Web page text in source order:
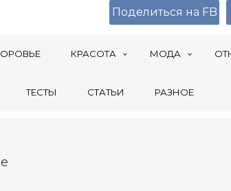
КРАСОТА МОДА
ТЕСТЫ СТАТЬИ РАЗНОЕ
Поделиться на FB